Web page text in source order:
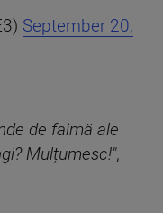
September 20,
de faimă ale
Mulțumesc!",